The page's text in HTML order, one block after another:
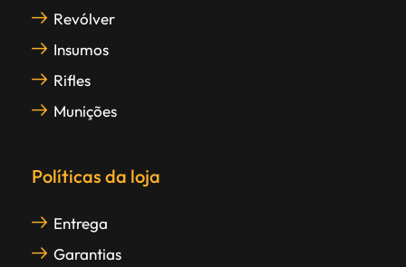
Revólver
Insumos
Rifles
Munições
Políticas da loja
Entrega
Garantias